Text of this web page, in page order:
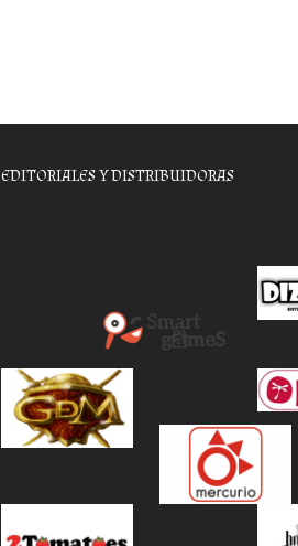
EDITORIALES Y DISTRIBUIDORAS